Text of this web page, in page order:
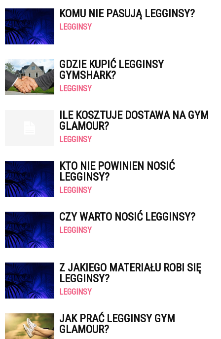
KOMU NIE PASUJĄ LEGGINSY?
LEGGINSY
GDZIE KUPIĆ LEGGINSY
GYMSHARK?
LEGGINSY
ILE KOSZTUJE DOSTAWA NA GYM
GLAMOUR?
LEGGINSY
KTO NIE POWINIEN NOSIĆ
LEGGINSY?
LEGGINSY
CZY WARTO NOSIĆ LEGGINSY?
LEGGINSY
Z JAKIEGO MATERIAŁU ROBI SIĘ
LEGGINSY?
LEGGINSY
JAK PRAĆ LEGGINSY GYM
GLAMOUR?